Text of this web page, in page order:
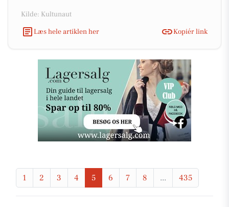
Kilde: Kultunaut
Læs hele artiklen her
Kopiér link
1 2 3 4 5 6 7 8 ... 435